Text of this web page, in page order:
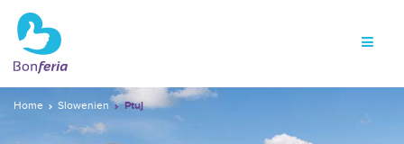
Home Slowenien Ptuj